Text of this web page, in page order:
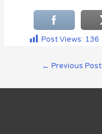
Post Views: 136
← Previous Post